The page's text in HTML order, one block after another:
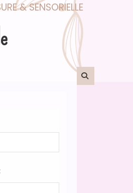
& SENSORIELLE